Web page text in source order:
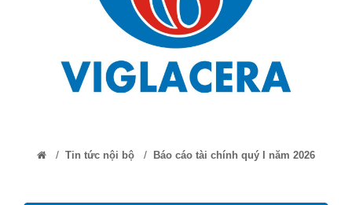
/ Tin tức nội bộ / Báo cáo tài chính quý I năm 2026